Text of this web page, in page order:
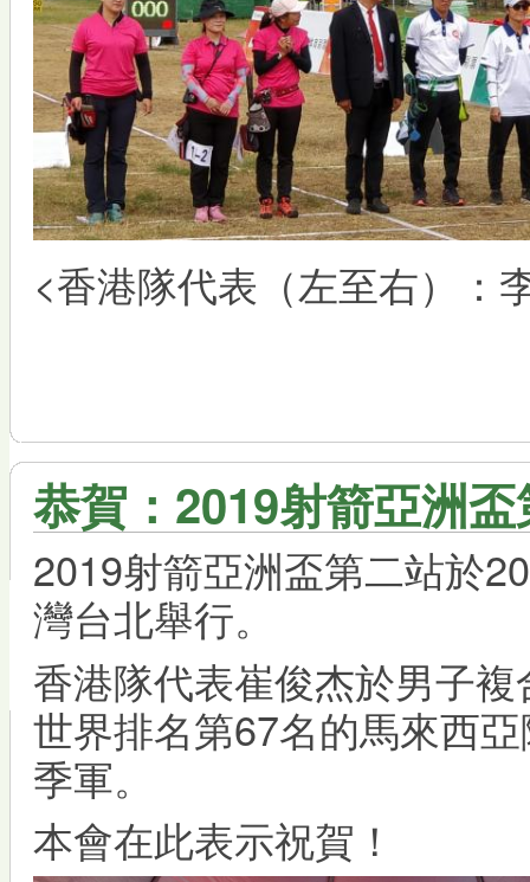
<香港隊代表（左至右）：
恭賀：2019射箭亞洲
2019射箭亞洲盃第二站於
灣台北舉行。
香港隊代表崔俊杰於男子
世界排名第67名的馬來西
季軍。
本會在此表示祝賀！